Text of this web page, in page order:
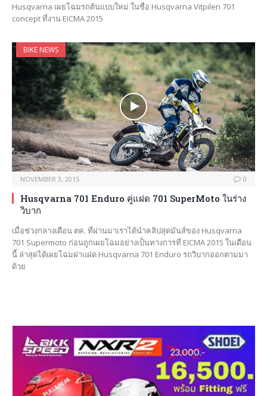
Husqvarna เผยโฉมรถต้นแบบใหม่ ในชื่อ Husqvarna Vitpilen 701
concept ที่งาน EICMA 2015
BIKE NEWS
NOVEMBER 3, 2015 0
Husqvarna 701 Enduro คู่แฝด 701 SuperMoto ในร่าง
วิบาก
เมื่อช่วงกลางเดือน ตค. ที่ผ่านมาเราได้นำคลิปสุดมันส์ของ Husqvarna
701 Supermoto ก่อนถูกเผยโฉมอย่างเป็นทางการที่ EICMA 2015 ในเดือน
นี้ ล่าสุดได้เผยโฉมฝาแฝด Husqvarna 701 Enduro รถวิบากออกตามมา
ด้วย